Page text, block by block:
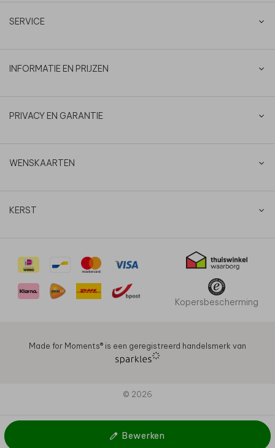
Bewerken
SERVICE
INFORMATIE EN PRIJZEN
PRIVACY EN GARANTIE
WENSKAARTEN
KERST
Kopersbescherming
Made for Moments®️ is een geregistreerd handelsmerk van
© 2026